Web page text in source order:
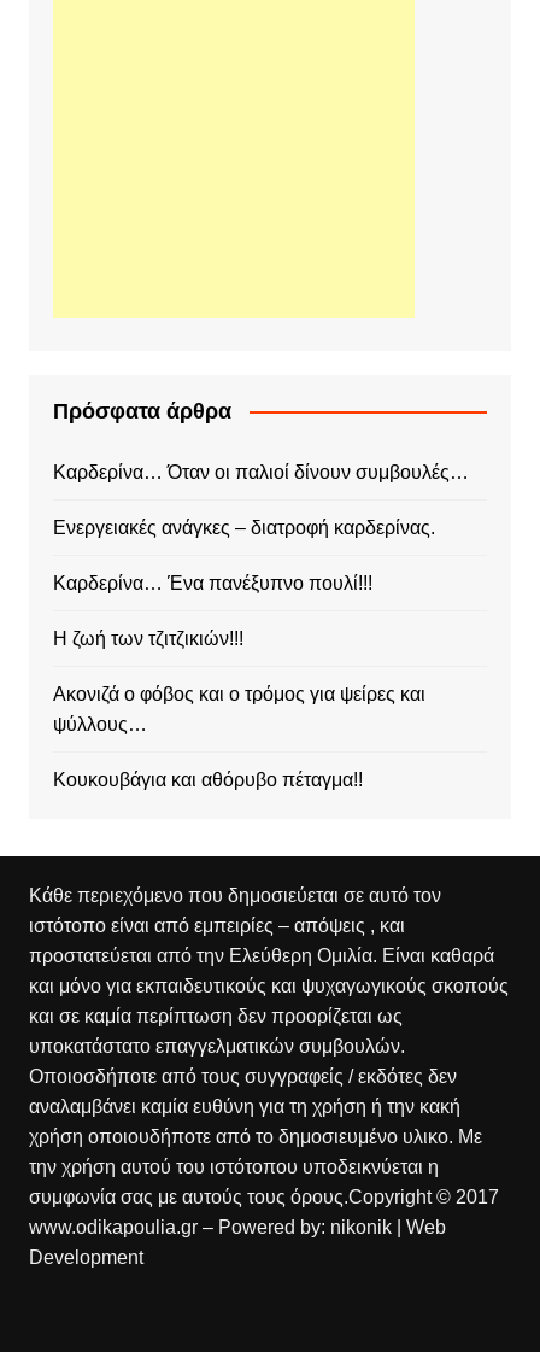
Πρόσφατα άρθρα
Καρδερίνα… Όταν οι παλιοί δίνουν συμβουλές…
Ενεργειακές ανάγκες – διατροφή καρδερίνας.
Καρδερίνα… Ένα πανέξυπνο πουλί!!!
Η ζωή των τζιτζικιών!!!
Ακονιζά ο φόβος και ο τρόμος για ψείρες και
ψύλλους…
Κουκουβάγια και αθόρυβο πέταγμα!!
Κάθε περιεχόμενο που δημοσιεύεται σε αυτό τον
ιστότοπο είναι από εμπειρίες – απόψεις , και
προστατεύεται από την Ελεύθερη Ομιλία. Είναι καθαρά
και μόνο για εκπαιδευτικούς και ψυχαγωγικούς σκοπούς
και σε καμία περίπτωση δεν προορίζεται ως
υποκατάστατο επαγγελματικών συμβουλών.
Οποιοσδήποτε από τους συγγραφείς / εκδότες δεν
αναλαμβάνει καμία ευθύνη για τη χρήση ή την κακή
χρήση οποιουδήποτε από το δημοσιευμένο υλικο. Με
την χρήση αυτού του ιστότοπου υποδεικνύεται η
συμφωνία σας με αυτούς τους όρους.Copyright © 2017
www.odikapoulia.gr – Powered by: nikonik
| Web
Development